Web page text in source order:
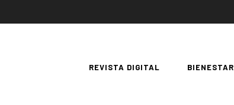
REVISTA DIGITAL BIENESTAR